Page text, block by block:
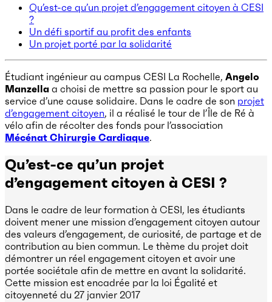
Qu’est-ce qu’un projet d’engagement citoyen à CESI
?
Un défi sportif au profit des enfants
Un projet porté par la solidarité
Étudiant ingénieur au campus CESI La Rochelle, Angelo
Manzella a choisi de mettre sa passion pour le sport au
service d’une cause solidaire. Dans le cadre de son projet
d’engagement citoyen, il a réalisé le tour de l’Île de Ré à
vélo afin de récolter des fonds pour l’association
Mécénat Chirurgie Cardiaque.
Qu’est-ce qu’un projet
d’engagement citoyen à CESI ?
Dans le cadre de leur formation à CESI, les étudiants
doivent mener une mission d’engagement citoyen autour
des valeurs d’engagement, de curiosité, de partage et de
contribution au bien commun. Le thème du projet doit
démontrer un réel engagement citoyen et avoir une
portée sociétale afin de mettre en avant la solidarité.
Cette mission est encadrée par la loi Égalité et
citoyenneté du 27 janvier 2017